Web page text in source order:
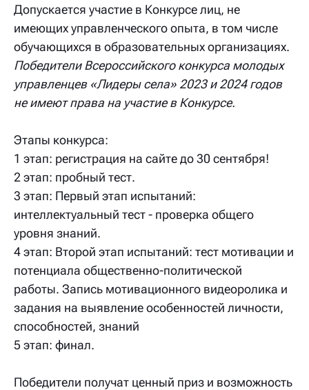
Допускается участие в Конкурсе лиц, не
имеющих управленческого опыта, в том числе
обучающихся в образовательных организациях.
Победители Всероссийского конкурса молодых
управленцев «Лидеры села» 2023 и 2024 годов
не имеют права на участие в Конкурсе.
Этапы конкурса:
1 этап: регистрация на сайте до 30 сентября!
2 этап: пробный тест.
3 этап: Первый этап испытаний:
интеллектуальный тест - проверка общего
уровня знаний.
4 этап: Второй этап испытаний: тест мотивации и
потенциала общественно-политической
работы. Запись мотивационного видеоролика и
задания на выявление особенностей личности,
способностей, знаний
5 этап: финал.
Победители получат ценный приз и возможность